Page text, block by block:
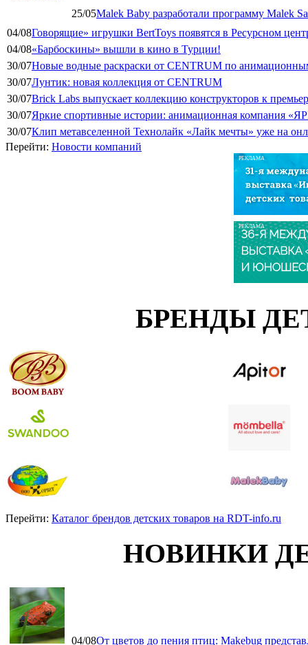
25/05Malek Baby разработали программу Malek
04/08Говорящие» игрушки BertToys появятся в Ресурсном
04/08«Барбоскины» вышли в кино в Турции!
30/07Новые водные раскраски от CENTRUM по
30/07Лунтик: новая коллекция от CENTRUM
30/07Brick Labs выпускает коллекцию конструкторов к
30/07Яркие спортивные истории: анимационная компания
30/07Клип метавселенной Технолайк «Лайк мечты» уже на
Перейти: Новости компаний
РЕКЛАМА
РЕКЛАМА
БРЕНДЫ
Перейти: Каталог брендов детских товаров на RDT-info.ru
НОВИНКИ
04/08От цветов до пения птиц: Makebug